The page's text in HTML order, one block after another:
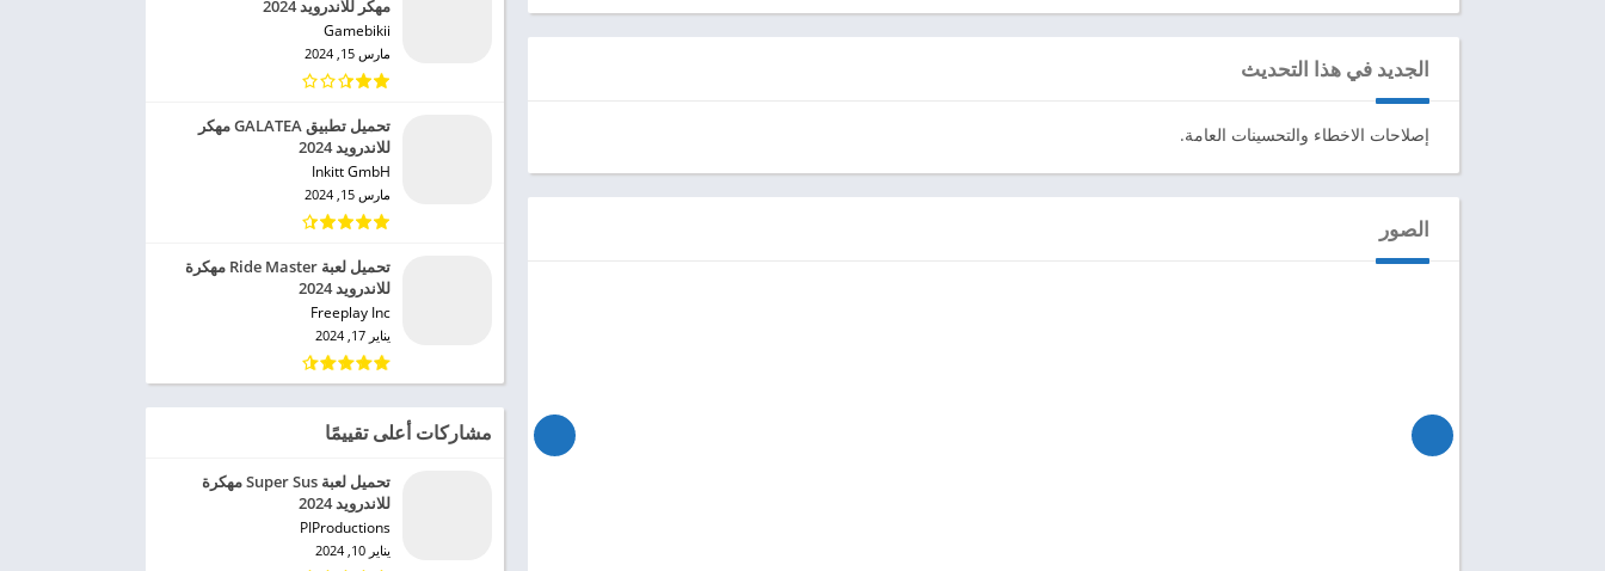
الجديد في هذا التحديث
إصلاحات الاخطاء والتحسينات العامة.
الصور
مهكر للاندرويد 2024
Gamebikii‏
مارس 15, 2024
تحميل تطبيق GALATEA مهكر
للاندرويد 2024
Inkitt GmbH‏
مارس 15, 2024
تحميل لعبة Ride Master مهكرة
للاندرويد 2024
Freeplay Inc‏
يناير 17, 2024
مشاركات أعلى تقييمًا
تحميل لعبة Super Sus مهكرة
للاندرويد 2024
PIProductions‏
يناير 10, 2024